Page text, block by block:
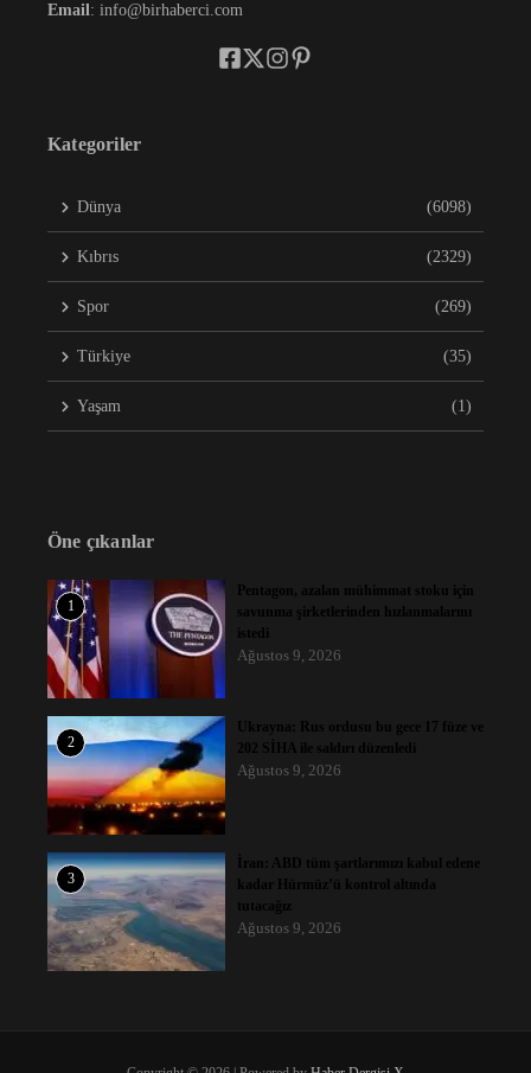
Email: info@birhaberci.com
Kategoriler
Dünya (6098)
Kıbrıs (2329)
Spor (269)
Türkiye (35)
Yaşam (1)
Öne çıkanlar
1
Pentagon, azalan mühimmat stoku için
savunma şirketlerinden hızlanmalarını
istedi
Ağustos 9, 2026
2
Ukrayna: Rus ordusu bu gece 17 füze ve
202 SİHA ile saldırı düzenledi
Ağustos 9, 2026
3
İran: ABD tüm şartlarımızı kabul edene
kadar Hürmüz’ü kontrol altında
tutacağız
Ağustos 9, 2026